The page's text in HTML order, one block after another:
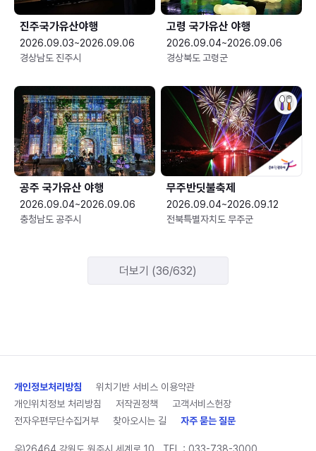
진주국가유산야행
2026.09.03~2026.09.06
경상남도 진주시
고령 국가유산 야행
2026.09.04~2026.09.06
경상북도 고령군
공주 국가유산 야행
2026.09.04~2026.09.06
충청남도 공주시
무주반딧불축제
2026.09.04~2026.09.12
전북특별자치도 무주군
더보기 (36/632)
개인정보처리방침
위치기반 서비스 이용약관
개인위치정보 처리방침
저작권정책
고객서비스헌장
전자우편무단수집거부
찾아오시는 길 자주 묻는 질문